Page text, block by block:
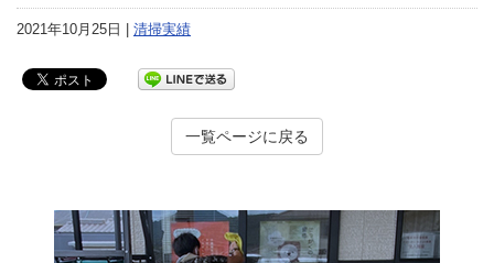
2021年10月25日 | 清掃実績
一覧ページに戻る